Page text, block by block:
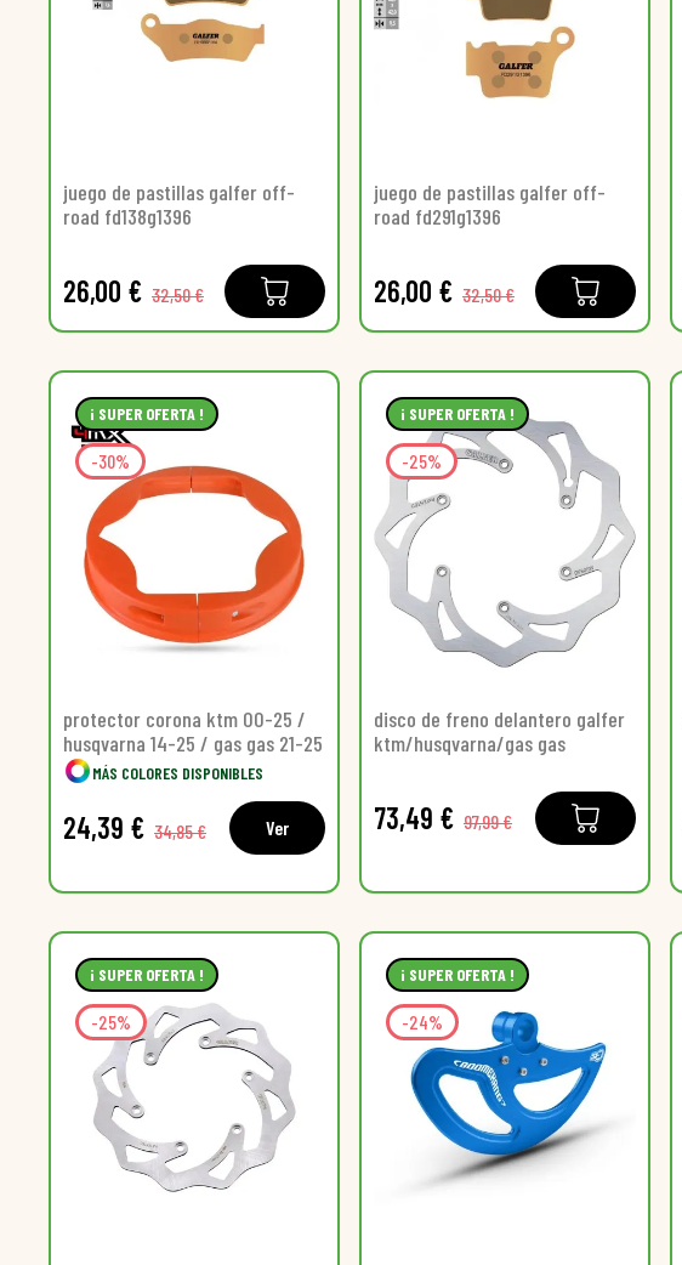
juego de pastillas galfer off-
road fd138g1396
26,00 € 32,50 €
juego de pastillas galfer off-
road fd291g1396
26,00 € 32,50 €
¡ SUPER OFERTA !
-30%
protector corona ktm 00-25 /
husqvarna 14-25 / gas gas 21-25
MÁS COLORES DISPONIBLES
24,39 € 34,85 € Ver
¡ SUPER OFERTA !
-25%
disco de freno delantero galfer
ktm/husqvarna/gas gas
73,49 € 97,99 €
¡ SUPER OFERTA !
-25%
¡ SUPER OFERTA !
-24%